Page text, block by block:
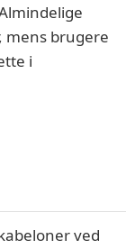
mens brugere
i
ved